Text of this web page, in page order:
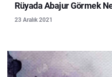
Rüyada Abajur Görmek
23 Aralık 2021